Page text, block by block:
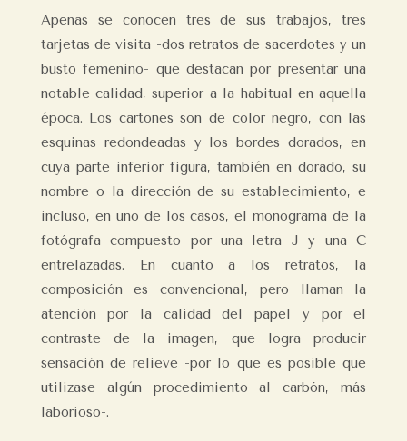
Apenas se conocen tres de sus trabajos, tres
tarjetas de visita -dos retratos de sacerdotes y un
busto femenino- que destacan por presentar una
notable calidad, superior a la habitual en aquella
época. Los cartones son de color negro, con las
esquinas redondeadas y los bordes dorados, en
cuya parte inferior figura, también en dorado, su
nombre o la dirección de su establecimiento, e
incluso, en uno de los casos, el monograma de la
fotógrafa compuesto por una letra J y una C
entrelazadas. En cuanto a los retratos, la
composición es convencional, pero llaman la
atención por la calidad del papel y por el
contraste de la imagen, que logra producir
sensación de relieve -por lo que es posible que
utilizase algún procedimiento al carbón, más
laborioso-.